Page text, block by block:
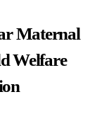
Maternal
Welfare